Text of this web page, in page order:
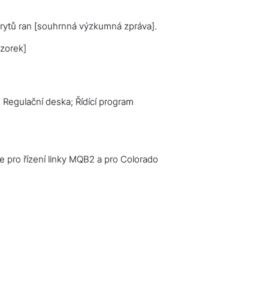
ran [souhrnná výzkumná zpráva].
deska; Řídící program
pro řízení linky MQB2 a pro Colorado